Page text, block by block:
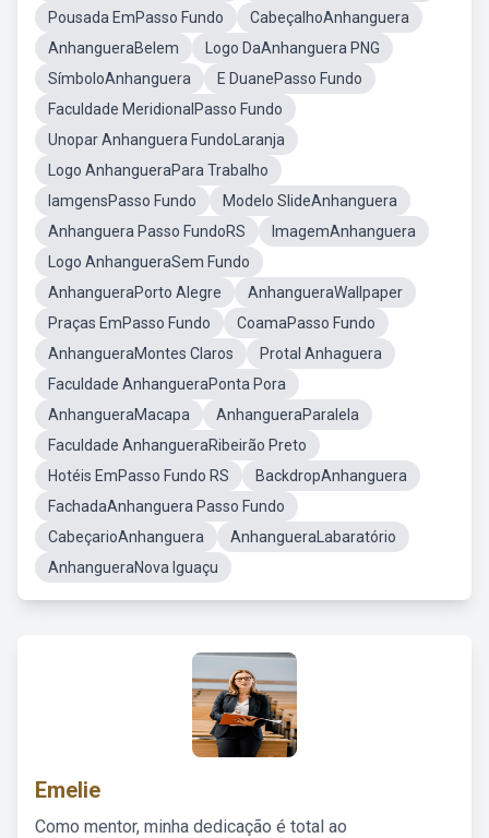
Pousada EmPasso Fundo
CabeçalhoAnhanguera
AnhangueraBelem
Logo DaAnhanguera PNG
SímboloAnhanguera
E DuanePasso Fundo
Faculdade MeridionalPasso Fundo
Unopar Anhanguera FundoLaranja
Logo AnhangueraPara Trabalho
IamgensPasso Fundo
Modelo SlideAnhanguera
Anhanguera Passo FundoRS
ImagemAnhanguera
Logo AnhangueraSem Fundo
AnhangueraPorto Alegre
AnhangueraWallpaper
Praças EmPasso Fundo
CoamaPasso Fundo
AnhangueraMontes Claros
Protal Anhaguera
Faculdade AnhangueraPonta Pora
AnhangueraMacapa
AnhangueraParalela
Faculdade AnhangueraRibeirão Preto
Hotéis EmPasso Fundo RS
BackdropAnhanguera
FachadaAnhanguera Passo Fundo
CabeçarioAnhanguera
AnhangueraLabaratório
AnhangueraNova Iguaçu
Emelie
Como mentor, minha dedicação é total ao